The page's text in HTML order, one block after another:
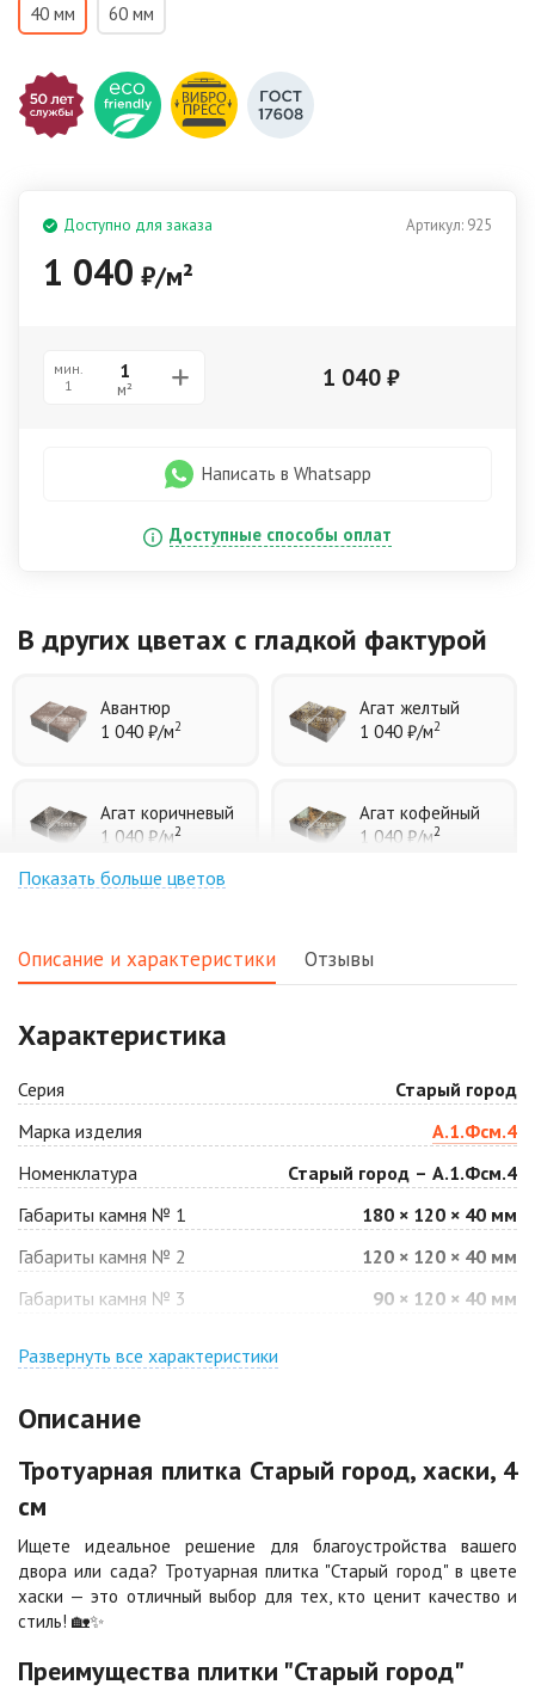
40 мм 60 мм
Артикул: 925
Доступно для заказа
1 040 ₽/м²
мин.
1
м² 1 040 ₽
Написать в Whatsapp
Доступные способы оплат
В других цветах с гладкой фактурой
Авантюр
1 040 ₽/м2
Агат желтый
1 040 ₽/м2
Агат коричневый
1 040 ₽/м2
Агат кофейный
1 040 ₽/м2
1 040 ₽/м2
Антрацит
1 040 ₽/м2
Арабская ночь
1 040 ₽/м2
Барселона
1 040 ₽/м 2
Белая
940 ₽/м2
1 040 ₽/м2
1 040 ₽ /м
940 ₽/м
Каир
1 040 ₽ /м2
Кармен
1 040 ₽/м2
1 040 ₽/м2
1 040 ₽/м2
Показать больше цветов
Описание и характеристики Отзывы
Характеристика
Серия
Старый город
Марка изделия
А.1.Фсм.4
Номенклатура
Старый город – А.1.Фсм.4
Габариты камня № 1
180 × 120 × 40 мм
Габариты камня № 2
120 × 120 × 40 мм
Габариты камня № 3
90 × 120 × 40 мм
Развернуть все характеристики
Описание
Тротуарная плитка Старый город, хаски, 4
см
Ищете идеальное решение для благоустройства вашего
двора или сада? Тротуарная плитка "Старый город" в цвете
хаски — это отличный выбор для тех, кто ценит качество и
стиль! 🏡✨
Преимущества плитки "Старый город"